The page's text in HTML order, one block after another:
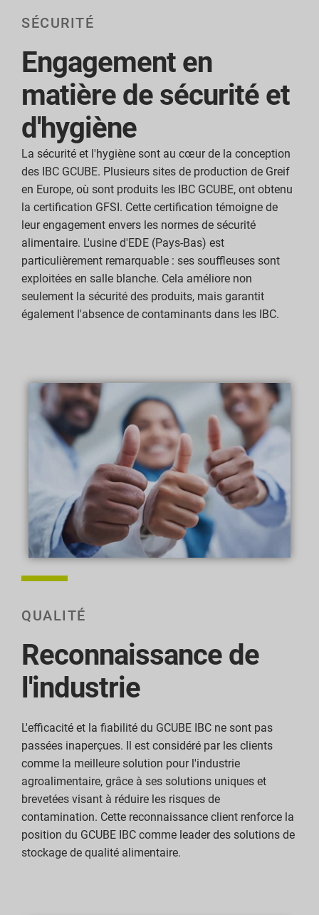
SÉCURITÉ
Engagement en
matière de sécurité et
d'hygiène
La sécurité et l'hygiène sont au cœur de la conception
des IBC GCUBE. Plusieurs sites de production de Greif
en Europe, où sont produits les IBC GCUBE, ont obtenu
la certification GFSI. Cette certification témoigne de
leur engagement envers les normes de sécurité
alimentaire. L'usine d'EDE (Pays-Bas) est
particulièrement remarquable : ses souffleuses sont
exploitées en salle blanche. Cela améliore non
seulement la sécurité des produits, mais garantit
également l'absence de contaminants dans les IBC.
QUALITÉ
Reconnaissance de
l'industrie
L'efficacité et la fiabilité du GCUBE IBC ne sont pas
passées inaperçues. Il est considéré par les clients
comme la meilleure solution pour l'industrie
agroalimentaire, grâce à ses solutions uniques et
brevetées visant à réduire les risques de
contamination. Cette reconnaissance client renforce la
position du GCUBE IBC comme leader des solutions de
stockage de qualité alimentaire.